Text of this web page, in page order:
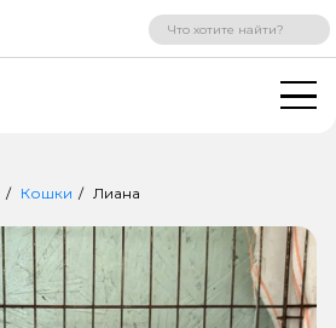
ВХОД РЕГИСТРАЦИЯ
Кошки Лиана